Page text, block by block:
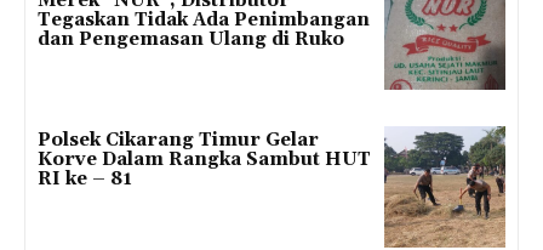
Tegaskan Tidak Ada Penimbangan
dan Pengemasan Ulang di Ruko
Polsek Cikarang Timur Gelar
Korve Dalam Rangka Sambut HUT
RI ke – 81